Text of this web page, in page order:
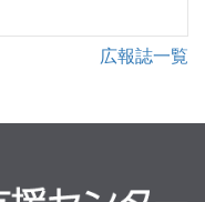
広報誌一覧